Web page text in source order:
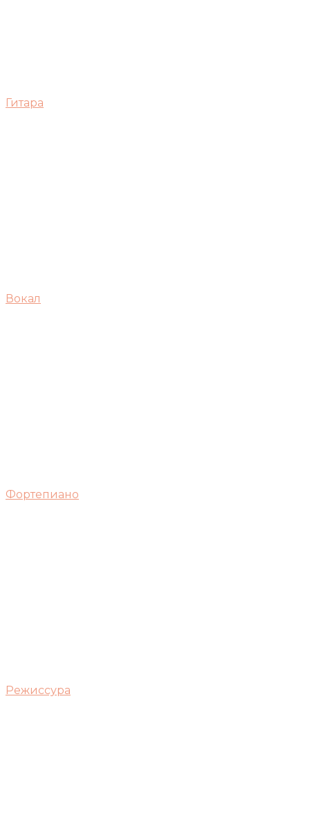
Гитара
Вокал
Фортепиано
Режиссура